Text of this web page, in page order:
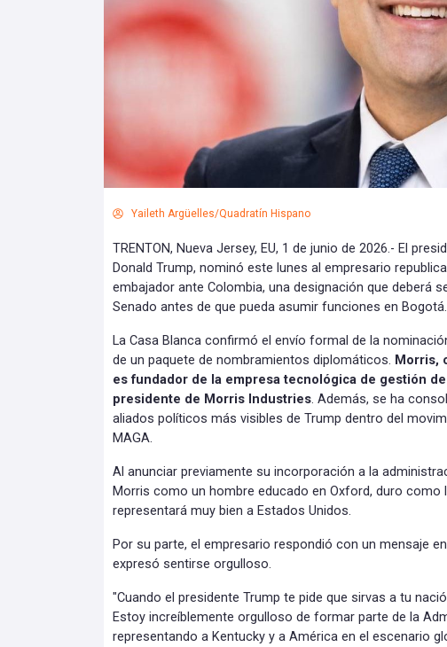
Yaileth Argüelles/Quadratín Hispano
TRENTON, Nueva Jersey, EU, 1 de junio de 2026.- El
Donald Trump, nominó este lunes al empresario
embajador ante Colombia, una designación que deberá
Senado antes de que pueda asumir funciones en Bogotá.
La Casa Blanca confirmó el envío formal de la
de un paquete de nombramientos diplomáticos. Morris,
es fundador de la empresa tecnológica de gestión
presidente de Morris Industries. Además, se ha
aliados políticos más visibles de Trump dentro del
MAGA.
Al anunciar previamente su incorporación a la
Morris como un hombre educado en Oxford, duro como
representará muy bien a Estados Unidos.
Por su parte, el empresario respondió con un mensaje
expresó sentirse orgulloso.
"Cuando el presidente Trump te pide que sirvas a tu
Estoy increíblemente orgulloso de formar parte de la
representando a Kentucky y a América en el escenario